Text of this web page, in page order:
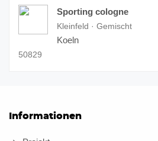
Sporting cologne
Kleinfeld · Gemischt
Koeln
50829
Informationen